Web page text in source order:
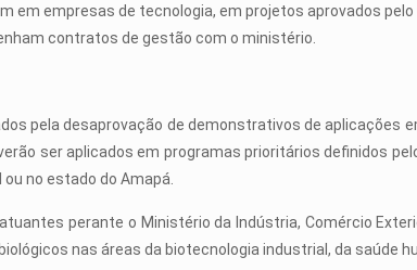
empresas de tecnologia, em projetos aprovados
contratos de gestão com o ministério.
pela desaprovação de demonstrativos de aplicações
ser aplicados em programas prioritários definidos
no estado do Amapá.
perante o Ministério da Indústria, Comércio
nas áreas da biotecnologia industrial, da saúde